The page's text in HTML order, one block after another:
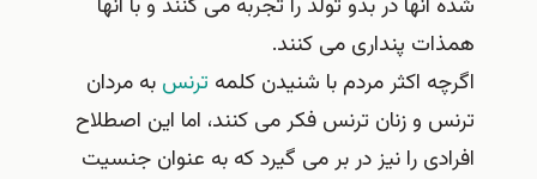
شده آنها در بدو تولد را تجربه می کنند و با آنها
همذات پنداری می کنند.
اگرچه اکثر مردم با شنیدن کلمه ترنس به مردان
ترنس و زنان ترنس فکر می کنند، اما این اصطلاح
افرادی را نیز در بر می گیرد که به عنوان جنسیت